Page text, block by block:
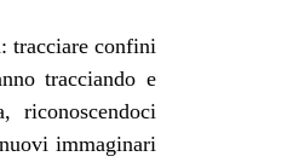
tracciare confini
tracciando e
riconoscendoci
immaginari